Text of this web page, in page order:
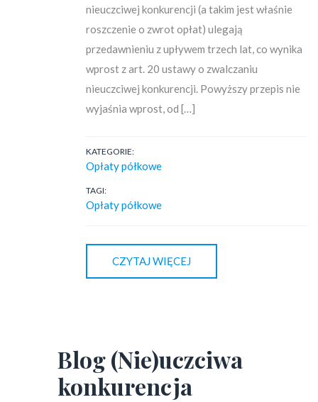
nieuczciwej konkurencji (a takim jest właśnie
roszczenie o zwrot opłat) ulegają
przedawnieniu z upływem trzech lat, co wynika
wprost z art. 20 ustawy o zwalczaniu
nieuczciwej konkurencji. Powyższy przepis nie
wyjaśnia wprost, od […]
KATEGORIE:
Opłaty półkowe
TAGI:
Opłaty półkowe
CZYTAJ WIĘCEJ
Blog (Nie)uczciwa
konkurencja